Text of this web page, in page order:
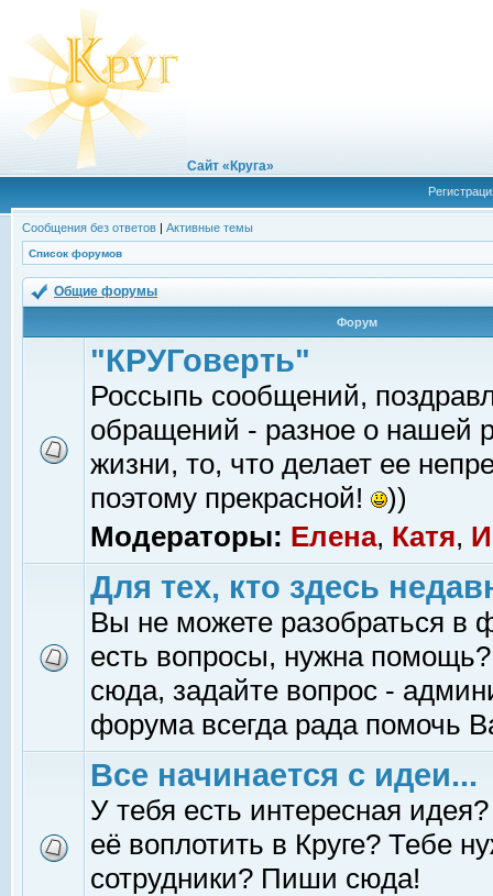
Сайт «Круга»
Сообщения без ответов | Активные темы
Список форумов
Общие форумы
Форум
"КРУГоверть"
Россыпь сообщений,
обращений - разное о нашей
жизни, то, что делает ее
поэтому прекрасной!
))
Модераторы: Елена, Катя,
Для тех, кто здесь
Вы не можете разобраться в
есть вопросы, нужна помощь?
сюда, задайте вопрос -
форума всегда рада помочь
Все начинается с идеи...
У тебя есть интересная
её воплотить в Круге? Тебе
сотрудники? Пиши сюда!